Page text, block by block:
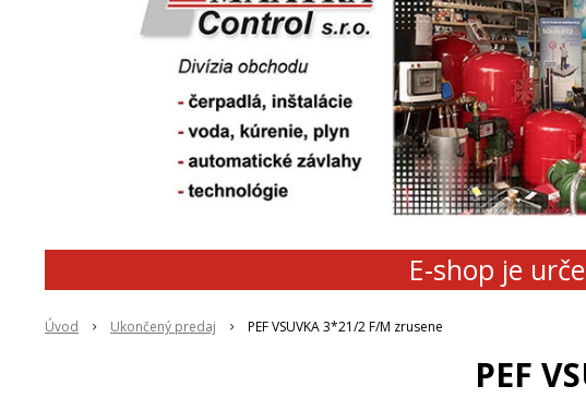
E-shop je
Úvod Ukončený predaj PEF VSUVKA 3*21/2 F/M zrusene
PEF